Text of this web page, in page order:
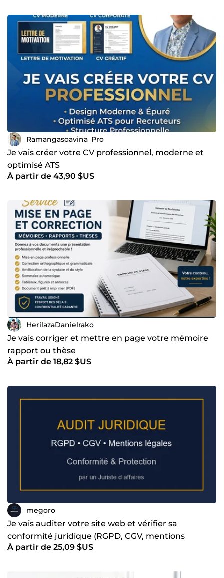
Ramangasoavina_Pro
Je vais créer votre CV professionnel, moderne et
optimisé ATS
À partir de 43,90 $US
HerilazaDanielrako
Je vais corriger et mettre en page votre mémoire
rapport ou thèse
À partir de 18,82 $US
megoro
Je vais auditer votre site web et vérifier sa
conformité juridique (RGPD, CGV, mentions
légales)
À partir de 25,09 $US